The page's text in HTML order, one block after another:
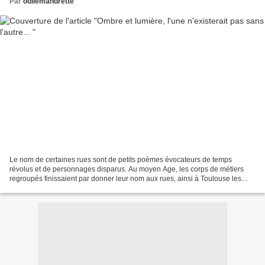
Le nom de certaines rues sont de petits poèmes évocateurs de temps
révolus et de personnages disparus. Au moyen Age, les corps de métiers
regroupés finissaient par donner leur nom aux rues, ainsi à Toulouse les